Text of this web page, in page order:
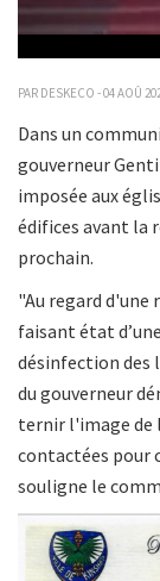
PAR DESKECO - 04 AOÛ
Dans un
gouverneur
imposée aux
édifices avant la
prochain.
"Au regard d'une
faisant état
désinfection des
du gouverneur
ternir l'image de
contactées pour
souligne le